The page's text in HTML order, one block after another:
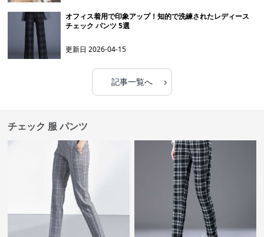
オフィス着用で印象アップ！知的で洗練されたレディース
チェック パンツ 5選
更新日2026-04-15
記事一覧へ ›
チェック 服 パンツ